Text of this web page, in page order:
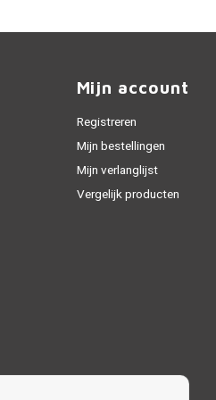
Mijn account
Registreren
Mijn bestellingen
Mijn verlanglijst
Vergelijk producten